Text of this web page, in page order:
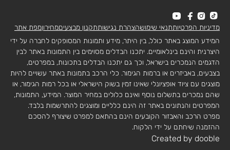
מדיניות הפרטיותתנאי שימושהצהרת נגישותתקנון מבצעיםמחירוןמפת אתר
המידע המוצג באתר כולל, בין היתר, מידע ותמונות המסופקים לחברה על ידי
היצרנית והינם בינלאומיים. יתכנו הבדלים מסוימים בין התמונות באתר לבין
הדגמים הנמכרים בישראל, וכך גם יתכנו הבדלים בתכונות, במפרטים,
בצבעים, באביזרים או ברמות הגימור. כלי הרכב בתמונות באתר עשויים להיות
מוצגים עם ציוד אופציונלי שאינו זמין בשוק הישראלי או בכל רמות הגימור, או
שהם נמכרים בתשלום נוסף ואינם כלולים במחיר המוצר. המידע, התמונות,
המפרטים והנתונים באתר זה הינם כלליים ומוצגים להתרשמות בלבד.
מפרט הרכב והאבזור הקובעים הינם בהתאם למפרט שיצורף להסכם
ההזמנה שיחתם על ידי הלקוח.
Created by dooble